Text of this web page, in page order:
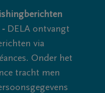
- DELA ontvangt
via
Onder het
tracht men